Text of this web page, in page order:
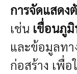
การจัดแสดง
เช่น เขื่อนภู
และข้อมูลทา
ก่อสร้าง เพื่